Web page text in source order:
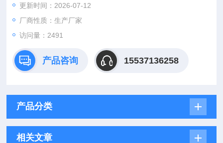
更新时间：2026-07-12
厂商性质：生产厂家
访问量：2491
产品咨询 15537136258
产品分类
相关文章